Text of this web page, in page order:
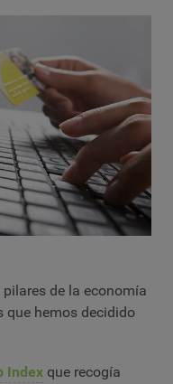
de la economía
que hemos decidido
Index que recogía